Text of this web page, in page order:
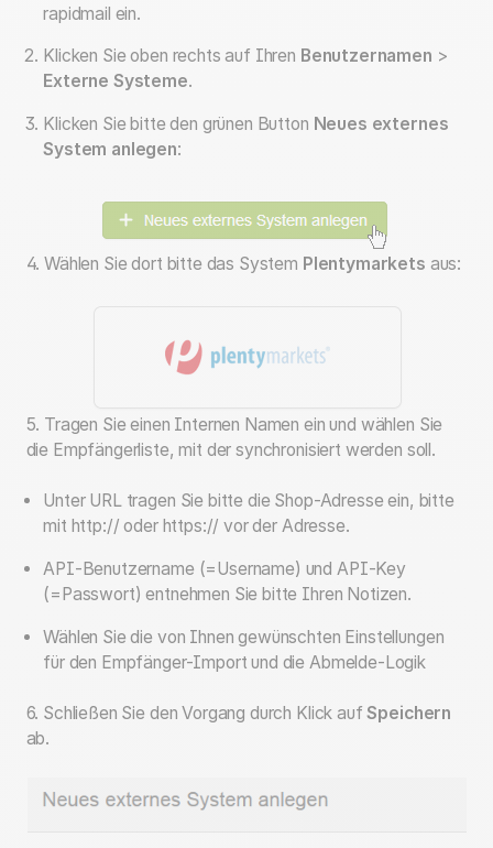
rapidmail ein.
Klicken Sie oben rechts auf Ihren Benutzernamen >
Externe Systeme.
Klicken Sie bitte den grünen Button Neues externes
System anlegen:
4. Wählen Sie dort bitte das System Plentymarkets aus:
5. Tragen Sie einen Internen Namen ein und wählen Sie
die Empfängerliste, mit der synchronisiert werden soll.
Unter URL tragen Sie bitte die Shop-Adresse ein, bitte
mit http:// oder https:// vor der Adresse.
API-Benutzername (=Username) und API-Key
(=Passwort) entnehmen Sie bitte Ihren Notizen.
Wählen Sie die von Ihnen gewünschten Einstellungen
für den Empfänger-Import und die Abmelde-Logik
6. Schließen Sie den Vorgang durch Klick aufSpeichern
ab.